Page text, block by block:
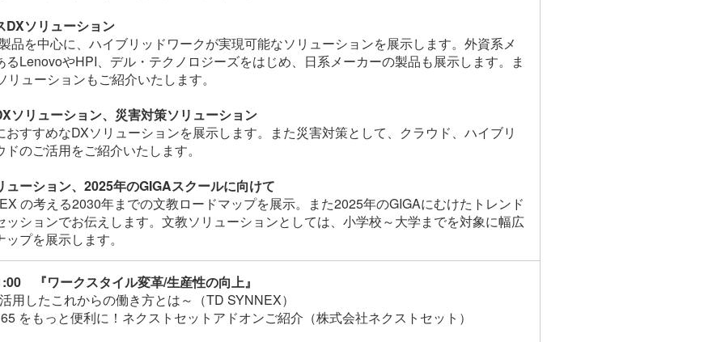
ソリューション
品を中心に、ハイブリッドワークが実現可能なソリューションを展示します。外資系メ
るLenovoやHPI、デル・テクノロジーズをはじめ、日系メーカーの製品も展示します。ま
リューションもご紹介いたします。
ソリューション、災害対策ソリューション
おすすめなDXソリューションを展示します。また災害対策として、クラウド、ハイブリ
のご活用をご紹介いたします。
ーション、2025年のGIGAスクールに向けて
の考える2030年までの文教ロードマップを展示。また2025年のGIGAにむけたトレンド
ッションでお伝えします。文教ソリューションとしては、小学校～大学までを対象に幅広
プを展示します。
『ワークスタイル変革/生産性の向上』
用したこれからの働き方とは～（TD SYNNEX）
をもっと便利に！ネクストセットアドオンご紹介（株式会社ネクストセット）